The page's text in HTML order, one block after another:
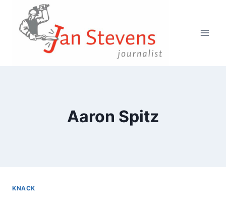
Doorgaan
inhoud
Aaron Spitz
KNACK